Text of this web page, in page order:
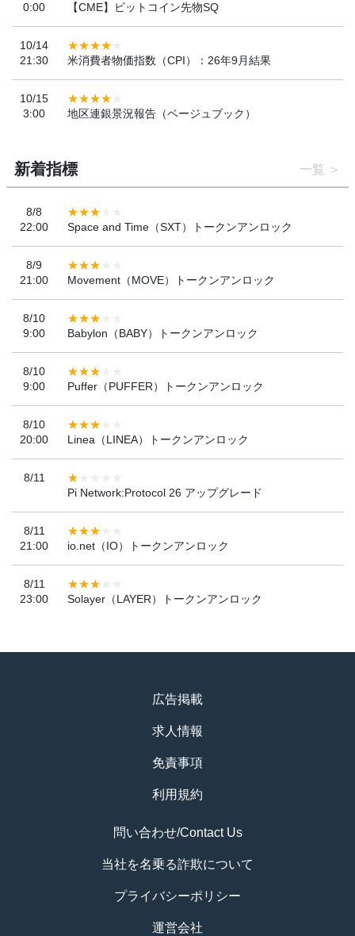
0:00
【CME】ビットコイン先物SQ
10/14
21:30
米消費者物価指数（CPI）：26年9月結果
10/15
3:00
地区連銀景況報告（ベージュブック）
新着指標 一覧
8/8
22:00
Space and Time（SXT）トークンアンロック
8/9
21:00
Movement（MOVE）トークンアンロック
8/10
9:00
Babylon（BABY）トークンアンロック
8/10
9:00
Puffer（PUFFER）トークンアンロック
8/10
20:00
Linea（LINEA）トークンアンロック
8/11
Pi Network:Protocol 26 アップグレード
8/11
21:00
io.net（IO）トークンアンロック
8/11
23:00
Solayer（LAYER）トークンアンロック
広告掲載
求人情報
免責事項
利用規約
問い合わせ/Contact Us
当社を名乗る詐欺について
プライバシーポリシー
運営会社